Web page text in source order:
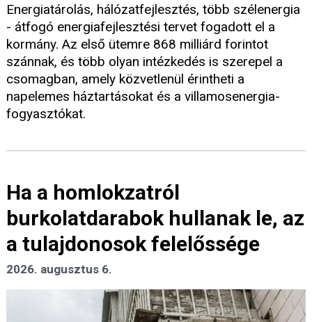
Energiatárolás, hálózatfejlesztés, több szélenergia
- átfogó energiafejlesztési tervet fogadott el a
kormány. Az első ütemre 868 milliárd forintot
szánnak, és több olyan intézkedés is szerepel a
csomagban, amely közvetlenül érintheti a
napelemes háztartásokat és a villamosenergia-
fogyasztókat.
Ha a homlokzatról
burkolatdarabok hullanak le, az
a tulajdonosok felelőssége
2026. augusztus 6.